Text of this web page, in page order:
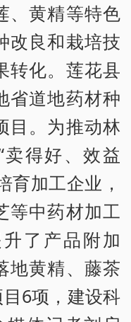
、黄精等特色
改良和栽培技
转化。莲花县
省道地药材种
目。为推动林
得好、效益
育加工企业，
等中药材加工
了产品附加
地黄精、藤茶
6项，建设科